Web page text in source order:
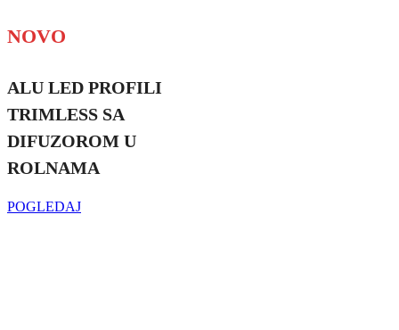
NOVO
ALU LED PROFILI
TRIMLESS SA
DIFUZOROM U
ROLNAMA
POGLEDAJ